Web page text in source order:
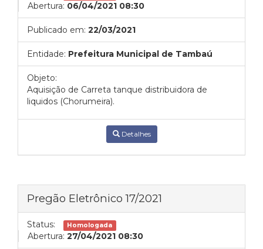
Abertura: 06/04/2021 08:30
Publicado em: 22/03/2021
Entidade: Prefeitura Municipal de Tambaú
Objeto:
Aquisição de Carreta tanque distribuidora de
liquidos (Chorumeira).
Detalhes
Pregão Eletrônico 17/2021
Status: Homologada
Abertura: 27/04/2021 08:30